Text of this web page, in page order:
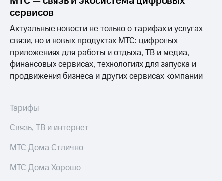
управление
секретарь
Раскрытие
информации
Информация
акционерам
Документы
Личный
акционера
Акционерный
капитал
Контроль
сервисов
Актуальные новости не только о тарифах и услугах
связи, но и новых продуктах МТС: цифровых
приложениях для работы и отдыха, ТВ и медиа,
финансовых сервисах, технологиях для запуска и
продвижения бизнеса и других сервисах компании
Тарифы
Связь, ТВ и интернет
МТС Дома Отлично
МТС Дома Хорошо